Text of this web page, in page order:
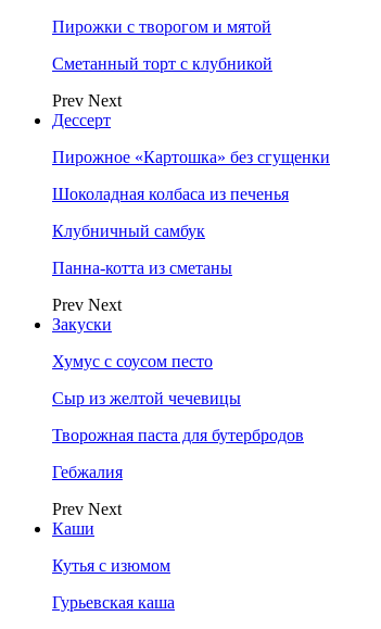
Пирожки с творогом и мятой
Сметанный торт с клубникой
Prev Next
Дессерт
Пирожное «Картошка» без сгущенки
Шоколадная колбаса из печенья
Клубничный самбук
Панна-котта из сметаны
Prev Next
Закуски
Хумус с соусом песто
Сыр из желтой чечевицы
Творожная паста для бутербродов
Гебжалия
Prev Next
Каши
Кутья с изюмом
Гурьевская каша